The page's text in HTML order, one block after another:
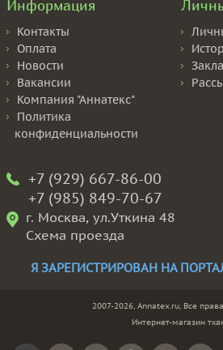
Информация
Контакты
Оплата
Новости
Вакансии
Компания "Аннатекс"
Политика
конфиденциальности
+7 (929) 667-86-00
+7 (985) 849-70-67
г. Москва, ул.Уткина 48
Схема проезда
Я ЗАРЕГИСТРИРОВАН НА
2007-2026, Annatex.ru, Все
Интернет-магазин